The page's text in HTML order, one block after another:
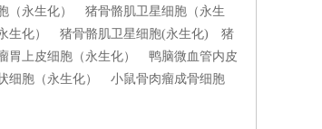
（永生化） 猪骨骼肌卫星细胞（永生
生化） 猪骨骼肌卫星细胞(永生化) 猪
胃上皮细胞（永生化） 鸭脑微血管内皮
细胞（永生化） 小鼠骨肉瘤成骨细胞